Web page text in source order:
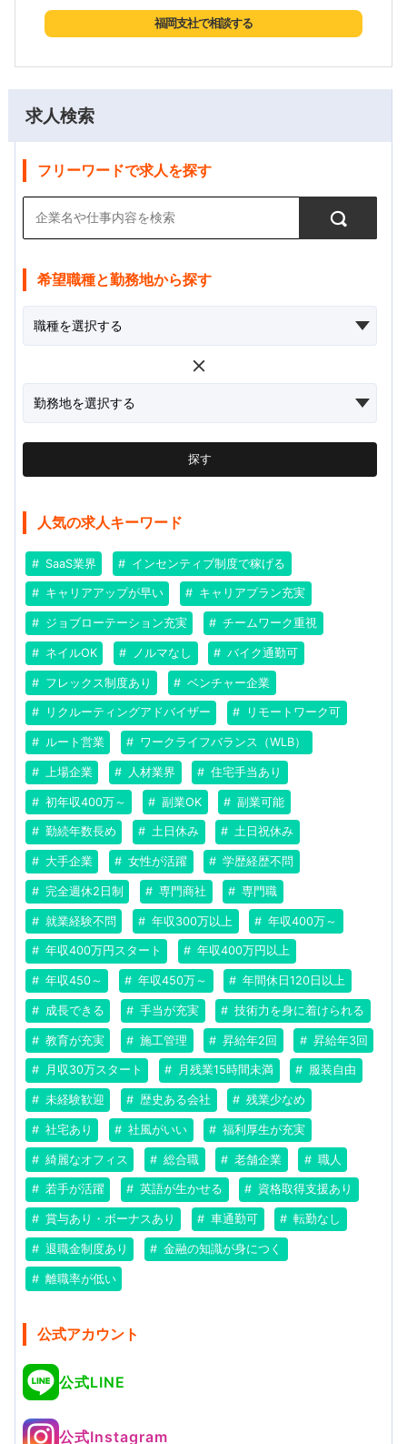
求人検索
フリーワードで求人を探す
希望職種と勤務地から探す
探す
人気の求人キーワード
SaaS業界 インセンティブ制度で稼げる
キャリアアップが早い キャリアプラン充実
ジョブローテーション充実 チームワーク重視
ネイルOK ノルマなし バイク通勤可
フレックス制度あり ベンチャー企業
リクルーティングアドバイザー リモートワーク可
ルート営業 ワークライフバランス（WLB）
上場企業 人材業界 住宅手当あり
初年収400万～ 副業OK 副業可能
勤続年数長め 土日休み 土日祝休み
大手企業 女性が活躍 学歴経歴不問
完全週休2日制 専門商社 専門職
就業経験不問 年収300万以上 年収400万～
年収400万円スタート 年収400万円以上
年収450～ 年収450万～ 年間休日120日以上
成長できる 手当が充実 技術力を身に着けられる
教育が充実 施工管理 昇給年2回 昇給年3回
月収30万スタート 月残業15時間未満 服装自由
未経験歓迎 歴史ある会社 残業少なめ
社宅あり 社風がいい 福利厚生が充実
綺麗なオフィス 総合職 老舗企業 職人
若手が活躍 英語が生かせる 資格取得支援あり
賞与あり・ボーナスあり 車通勤可 転勤なし
退職金制度あり 金融の知識が身につく
離職率が低い
公式アカウント
公式LINE
公式Instagram
福岡支社で相談する